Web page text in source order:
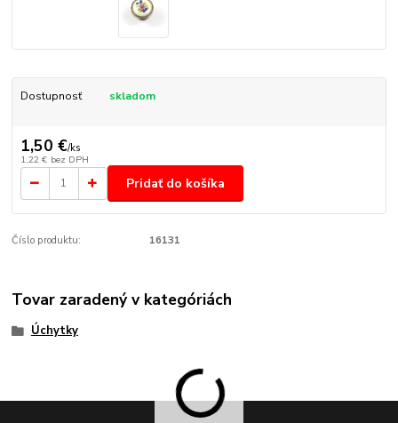
Dostupnosť skladom
1,50 €/ks
1,22 € bez DPH
Pridať do košíka
Číslo produktu: 16131
Tovar zaradený v kategóriách
Úchytky